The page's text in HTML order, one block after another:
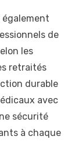
également
de
les
retraités
durable
avec
sécurité
à chaque